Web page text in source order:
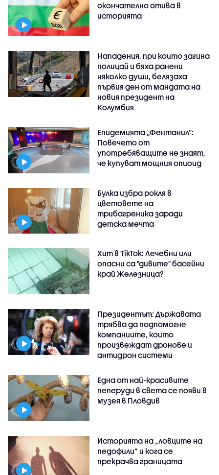
окончателно отива в
историята
Нападения, при които загина
полицай и бяха ранени
няколко души, белязаха
първия ден от мандата на
новия президент на
Колумбия
Епидемията „Фентанил”:
Повечето от
употребяващите не знаят,
че купуват мощния опиоид
Булка избра рокля в
цветовете на
трибагреника заради
детска мечта
Хит в TikTok: Лечебни или
опасни са "дивите" басейни
край Железница?
Президентът: Държавата
трябва да подпомогне
компаниите, които
произвеждат дронове и
антидрон системи
Една от най-красивите
пеперуди в света се появи в
музея в Пловдив
Историята на „ловците на
педофили” и кога се
прекрачва границата